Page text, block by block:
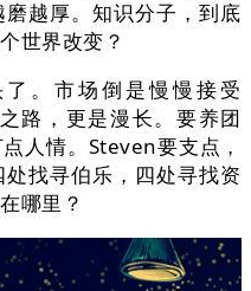
越厚。知识分子，到底
世界改变？
。市场倒是慢慢接受
路，更是漫长。要养团
人情。Steven要支点，
找寻伯乐，四处寻找资
哪里？